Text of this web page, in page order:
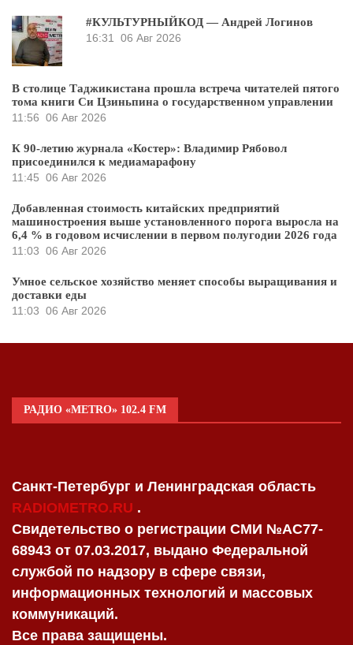
#КУЛЬТУРНЫЙКОД — Андрей Логинов
16:31
06 Авг 2026
В столице Таджикистана прошла встреча читателей пятого
тома книги Си Цзиньпина о государственном управлении
11:56 06 Авг 2026
К 90-летию журнала «Костер»: Владимир Рябовол
присоединился к медиамарафону
11:45 06 Авг 2026
Добавленная стоимость китайских предприятий
машиностроения выше установленного порога выросла на
6,4 % в годовом исчислении в первом полугодии 2026 года
11:03 06 Авг 2026
Умное сельское хозяйство меняет способы выращивания и
доставки еды
11:03 06 Авг 2026
РАДИО «METRO» 102.4 FM
Санкт-Петербург и Ленинградская область
RADIOMETRO.RU .
Свидетельство о регистрации СМИ №AC77-
68943 от 07.03.2017, выдано Федеральной
службой по надзору в сфере связи,
информационных технологий и массовых
коммуникаций.
Все права защищены.